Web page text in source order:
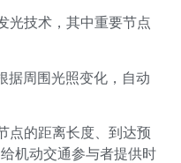
技术，其中重要节点
周围光照变化，自动
的距离长度、到达预
机动交通参与者提供时